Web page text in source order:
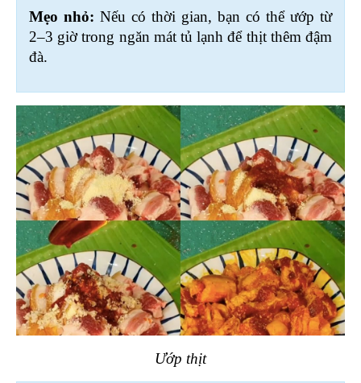
Mẹo nhỏ: Nếu có thời gian, bạn có thể ướp từ
2–3 giờ trong ngăn mát tủ lạnh để thịt thêm đậm
đà.
Ướp thịt